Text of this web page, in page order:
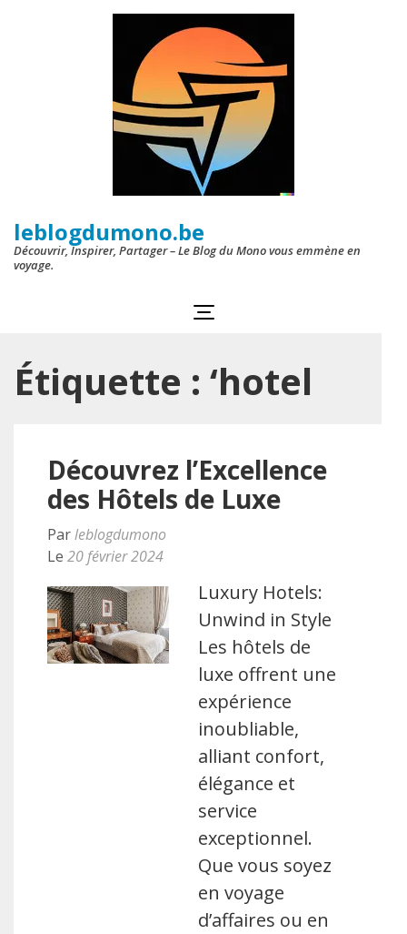
leblogdumono.be
Découvrir, Inspirer, Partager – Le Blog du Mono vous emmène en
voyage.
Étiquette : ‘hotel
Découvrez l’Excellence
des Hôtels de Luxe
Parleblogdumono
Le 20 février 2024
Luxury Hotels:
Unwind in Style
Les hôtels de
luxe offrent une
expérience
inoubliable,
alliant confort,
élégance et
service
exceptionnel.
Que vous soyez
en voyage
d’affaires ou en